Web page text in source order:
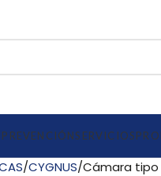
SERVICIOS
CYGNUS Cámara